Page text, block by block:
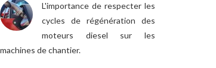
L'importance de respecter les
cycles de régénération des
moteurs diesel sur les
machines de chantier.